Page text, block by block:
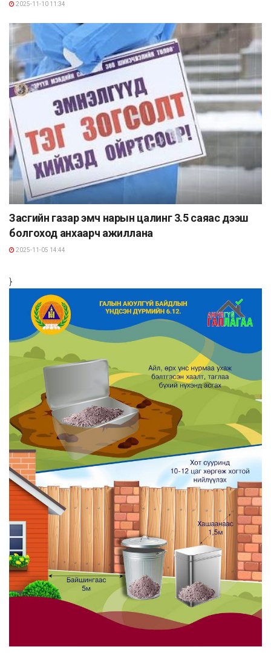
2025-11-10 11:34
Засгийн газар эмч нарын цалинг 3.5 саяас дээш
болгоход анхаарч ажиллана
2025-11-05 14:44
}